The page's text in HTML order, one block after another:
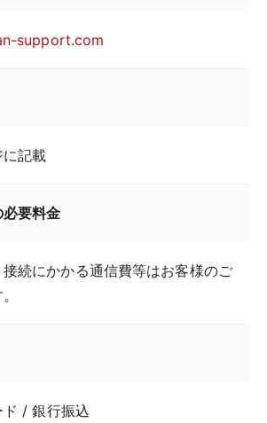
support.com
記載
要料金
続にかかる通信費等はお客様のご
ド / 銀行振込